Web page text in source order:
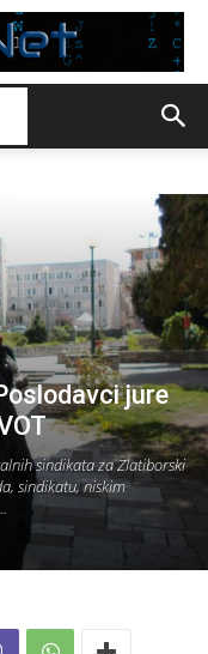
jure
sindikata za Zlatiborski
sindikatu, niskim